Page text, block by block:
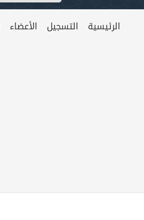
الرئيسية التسجيل الأعضاء